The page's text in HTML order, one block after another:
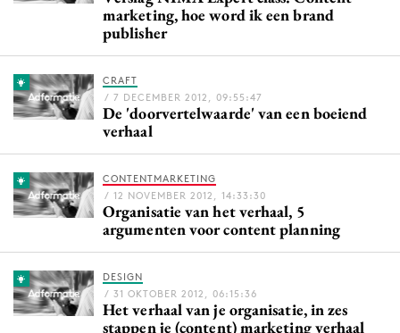
Campagnes
Contentmarketing
Craft
Customer Experience
Design
Digital transformation
Diversiteit
Effectiviteit
Gedragsverandering
Influencer marketing
Interne communicatie
marketing, hoe word ik een brand
publisher
CRAFT
/ 7 DECEMBER 2012, 09:55:47
De 'doorvertelwaarde' van een boeiend
verhaal
CONTENTMARKETING
/ 12 NOVEMBER 2012, 14:33:30
Organisatie van het verhaal, 5
argumenten voor content planning
DESIGN
/ 31 OKTOBER 2012, 06:15:36
Het verhaal van je organisatie, in zes
stappen je (content) marketing verhaal